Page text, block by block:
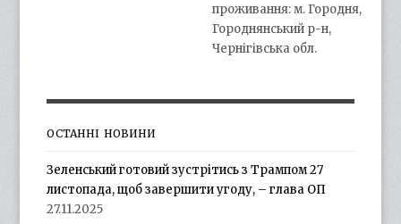
проживання: м. Городня,
Городнянський р-н,
Чернігівська обл.
ОСТАННІ НОВИНИ
Зеленський готовий зустрітись з Трампом 27
листопада, щоб завершити угоду, – глава ОП
27.11.2025